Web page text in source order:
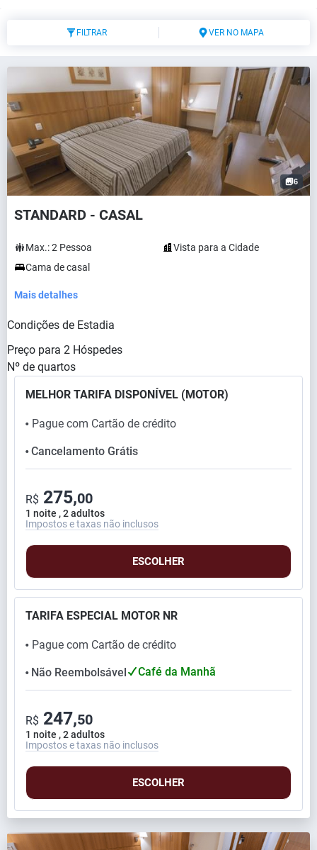
FILTRAR VER NO MAPA
6
STANDARD - CASAL
Max.:2 Pessoa
Vista para a Cidade
Cama de casal
Mais detalhes
Condições de Estadia
Preço para 2 Hóspedes
Nº de quartos
MELHOR TARIFA DISPONÍVEL (MOTOR)
⬤ Pague com Cartão de crédito
⬤ Cancelamento Grátis
1 noite , 2 adultos
R$ 275,00
Impostos e taxas não inclusos
ESCOLHER
TARIFA ESPECIAL MOTOR NR
⬤ Pague com Cartão de crédito
⬤ Não Reembolsável Café da Manhã
1 noite , 2 adultos
R$ 247,50
Impostos e taxas não inclusos
ESCOLHER